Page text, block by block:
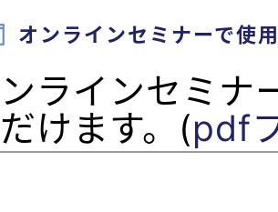
オンラインセミナーで使
ラインセミナ
けます。(pdf